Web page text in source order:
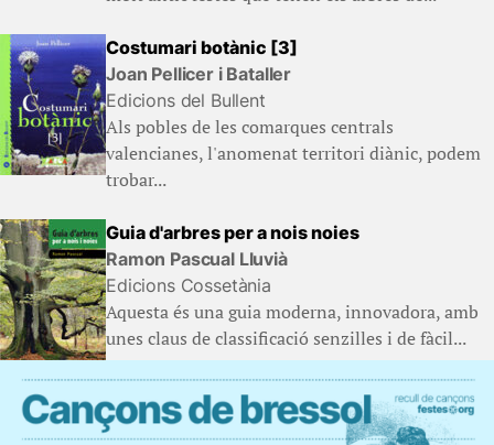
Costumari botànic [3]
Joan Pellicer i Bataller
Edicions del Bullent
Als pobles de les comarques centrals
valencianes, l'anomenat territori diànic, podem
trobar...
Guia d'arbres per a nois noies
Ramon Pascual Lluvià
Edicions Cossetània
Aquesta és una guia moderna, innovadora, amb
unes claus de classificació senzilles i de fàcil...